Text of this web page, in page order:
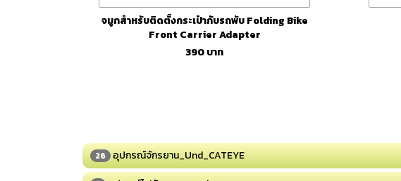
จมูกสำหรับติดตั้งกระเป๋ากับรถพับ Folding Bike
Front Carrier Adapter
390บาท
26 อุปกรณ์จักรยาน_Und_CATEYE